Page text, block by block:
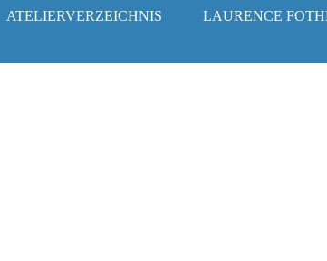
ATELIERVERZEICHNIS LAURENCE